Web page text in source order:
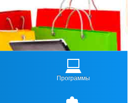
Программы